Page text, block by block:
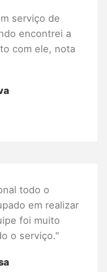
serviço de
encontrei a
com ele, nota
todo o
em realizar
foi muito
o serviço."